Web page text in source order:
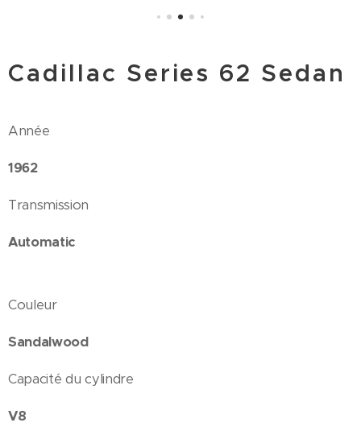
Cadillac Series 62 Sedan
Année
1962
Transmission
Automatic
Couleur
Sandalwood
Capacité du cylindre
V8